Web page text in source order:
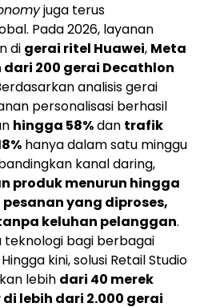
juga terus
Pada 2026, layanan
di gerai ritel Huawei, Meta
200 gerai Decathlon
analisis gerai
personalisasi berhasil
hingga 58%dan trafik
hanya dalam satu minggu
kanal daring,
produk menurun hingga
yang diproses,
keluhan pelanggan.
teknologi bagi berbagai
kini, solusi Retail Studio
lebih dari 40 merek
lebih dari 2.000 gerai